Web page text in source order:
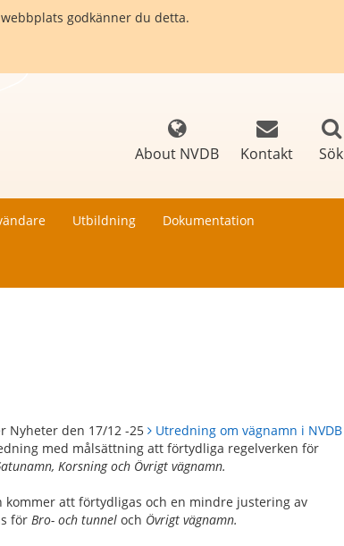
godkänner du detta.
Sök
Utbildning Dokumentation
About NVDB Kontakt
Nyheter den 17/12 -25 Utredning om vägnamn i NVDB
med målsättning attförtydliga regelverken för
Korsning och Övrigt vägnamn.
kommer att förtydligas och en mindre justering av
förBro- och tunneloch Övrigt vägnamn.